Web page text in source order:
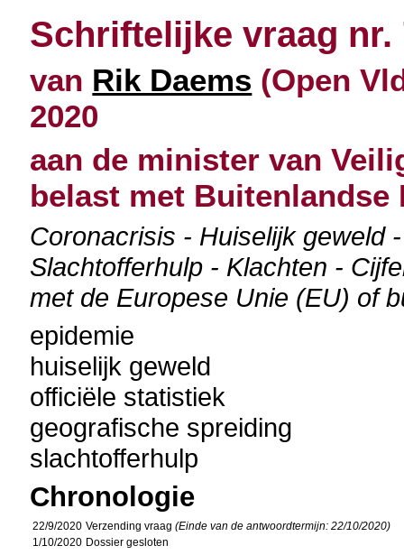
Schriftelijke vraag nr.
van Rik Daems (Open
2020
aan de minister van
belast met Buitenlandse
Coronacrisis - Huiselijk geweld
Slachtofferhulp - Klachten -
met de Europese Unie (EU) of
epidemie
huiselijk geweld
officiële statistiek
geografische spreiding
slachtofferhulp
Chronologie
22/9/2020 Verzending vraag(Einde van de antwoordtermijn: 22/10/2020)
1/10/2020 Dossier gesloten